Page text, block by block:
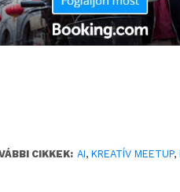
CIKKEK: AI,KREATÍV MEETUP,